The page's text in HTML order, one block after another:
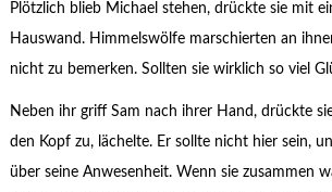
Plötzlich blieb Michael stehen, drückte sie mit
Hauswand. Himmelswölfe marschierten an
nicht zu bemerken. Sollten sie wirklich so viel
Neben ihr griff Sam nach ihrer Hand, drückte
den Kopf zu, lächelte. Er sollte nicht hier sein,
über seine Anwesenheit. Wenn sie zusammen